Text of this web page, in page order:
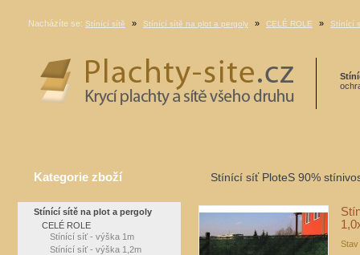
Nacházíte se: Stínící sítě » Stínící sítě na plot a pergoly » CELÉ ROLE » Stínící
Stínící síť PloteS 90%
Stav
Kategorie zboží
Stínící sítě na plot a pergoly
CELÉ ROLE
Stínící síť - výška 1m
Stínící síť - výška 1,2m